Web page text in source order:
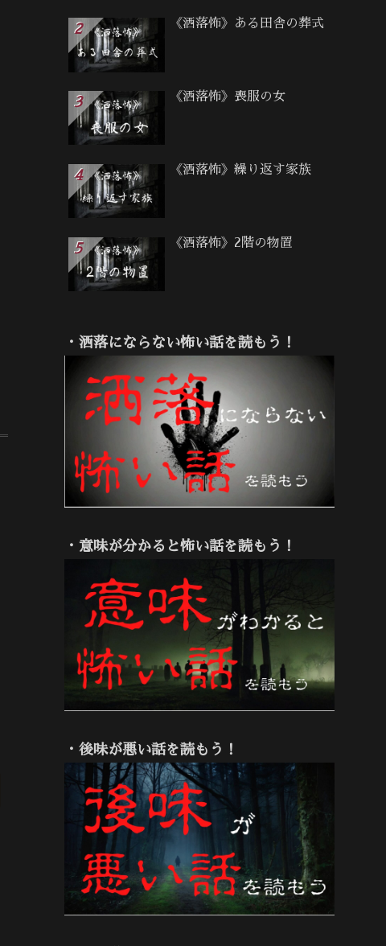
《洒落怖》ある田舎の葬式
《洒落怖》喪服の女
《洒落怖》繰り返す家族
《洒落怖》2階の物置
・洒落にならない怖い話を読もう！
・意味が分かると怖い話を読もう！
・後味が悪い話を読もう！